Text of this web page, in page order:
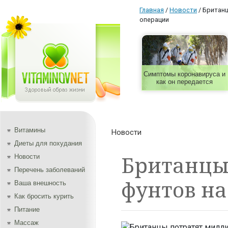
Главная / Новости /
операции
Симптомы коронавируса и
как он передается
Витамины
Диеты для похудания
Новости
Перечень заболеваний
Ваша внешность
Как бросить курить
Питание
Массаж
Новости
фунтов